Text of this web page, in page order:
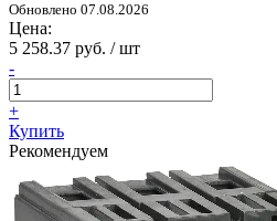
Обновлено 07.08.2026
Цена:
5 258.37 руб. / шт
-
+
Купить
Рекомендуем